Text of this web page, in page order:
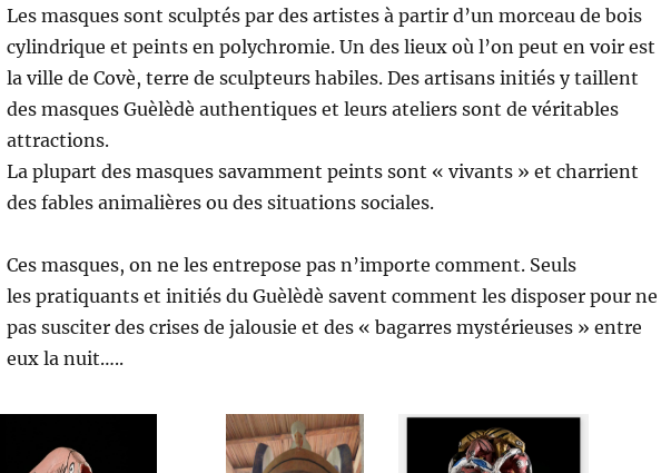
Les masques sont sculptés par des artistes à partir d’un morceau de bois
cylindrique et peints en polychromie. Un des lieux où l’on peut en voir est
la ville de Covè, terre de sculpteurs habiles. Des artisans initiés y taillent
des masques Guèlèdè authentiques et leurs ateliers sont de véritables
attractions.
La plupart des masques savamment peints sont « vivants » et charrient
des fables animalières ou des situations sociales.
Ces masques, on ne les entrepose pas n’importe comment. Seuls
les pratiquants et initiés du Guèlèdè savent comment les disposer pour ne
pas susciter des crises de jalousie et des « bagarres mystérieuses » entre
eux la nuit…..